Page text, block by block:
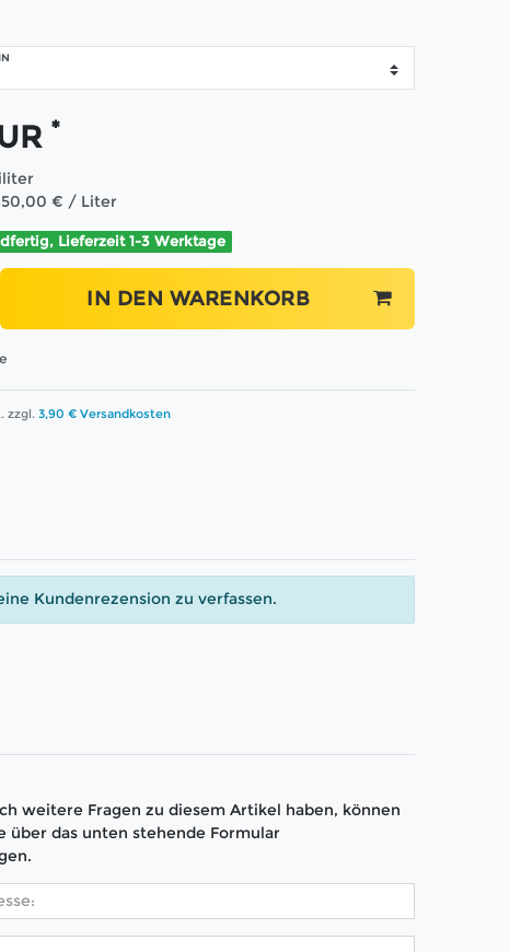
*
€ / Liter
Lieferzeit 1-3 Werktage
IN DEN WARENKORB
zzgl. 3,90 € Versandkosten
Kundenrezension zu verfassen.
weitere Fragen zu diesem Artikel haben, können
über das unten stehende Formular